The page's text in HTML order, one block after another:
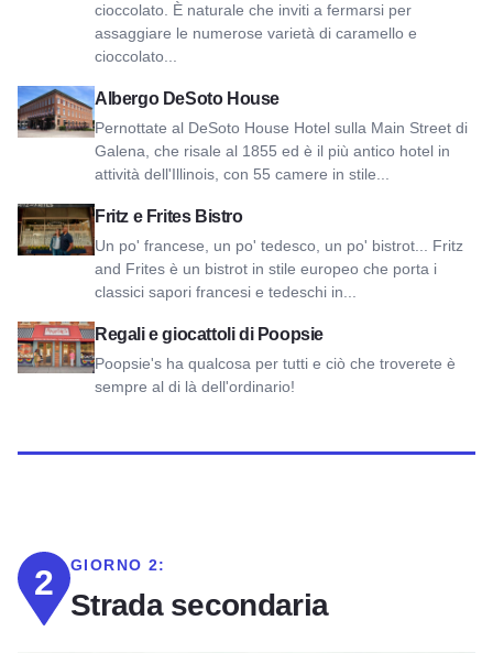
cioccolato. È naturale che inviti a fermarsi per
assaggiare le numerose varietà di caramello e
cioccolato...
Albergo DeSoto House
Pernottate al DeSoto House Hotel sulla Main Street di
Galena, che risale al 1855 ed è il più antico hotel in
attività dell'Illinois, con 55 camere in stile...
Vedi DeSoto House Hotel
Fritz e Frites Bistro
Un po' francese, un po' tedesco, un po' bistrot... Fritz
and Frites è un bistrot in stile europeo che porta i
classici sapori francesi e tedeschi in...
Visualizza Fritz and Frites Bistro
Regali e giocattoli di Poopsie
Poopsie's ha qualcosa per tutti e ciò che troverete è
sempre al di là dell'ordinario!
Visualizza Regali e giocattoli di Poopsie
2 GIORNO 2:
Strada secondaria